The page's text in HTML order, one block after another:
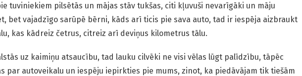
tuviniekiem pilsētās un mājas stāv tukšas, citi kļuvuši nevarīgāki un māju
bet vajadzīgo sarūpē bērni, kāds arī ticis pie sava auto, tad ir iespēja aizbraukt
kas kādreiz četrus, citreiz arī deviņus kilometrus tālu.
uz kaimiņu atsaucību, tad lauku cilvēki ne visi vēlas lūgt palīdzību, tāpēc
par autoveikalu un iespēju iepirkties pie mums, zinot, ka piedāvājam tik tiešām